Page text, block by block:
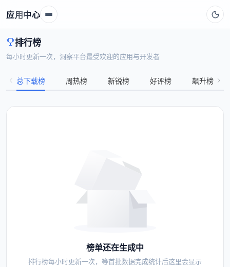
应用中心
排行榜
每小时更新一次，洞察平台最受欢迎的应用与开发者
总下载榜 周热榜 新锐榜 好评榜 飙升榜
榜单还在生成中
排行榜每小时更新一次，等首批数据完成统计后这里会显示